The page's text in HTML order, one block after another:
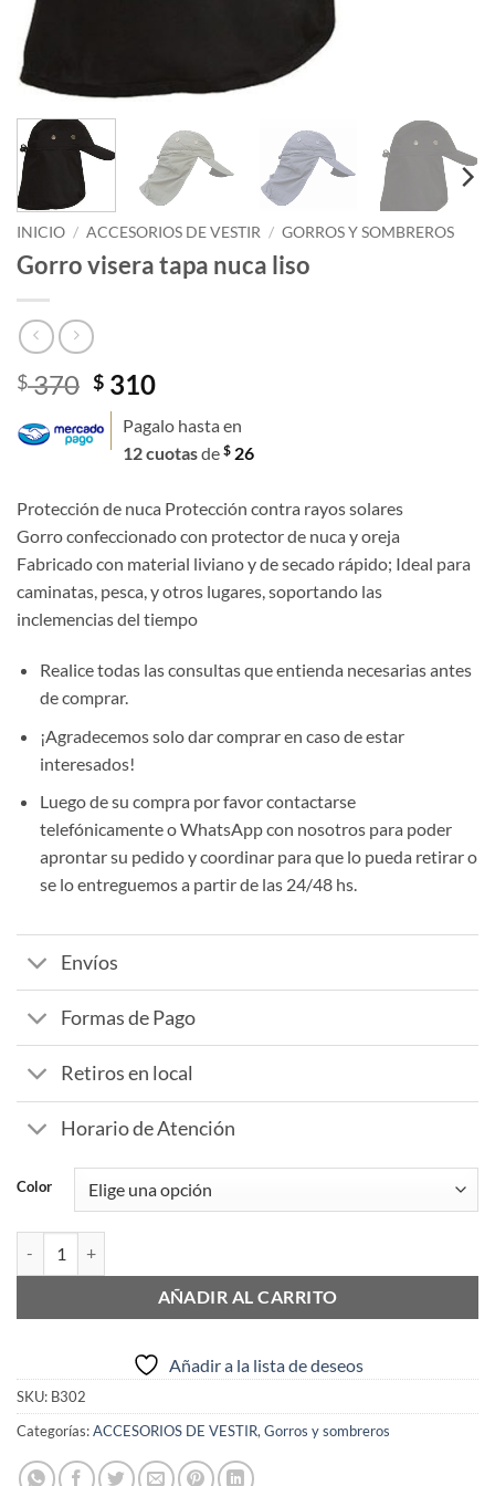
INICIO / ACCESORIOS DE VESTIR / GORROS Y SOMBREROS
Gorro visera tapa nuca liso
$370 El
precio
original
era:
$ 310El
actual
es:
Pagalo hasta en
12 cuotasde $ 26
Protección de nuca Protección contra rayos solares
Gorro confeccionado con protector de nuca y oreja
Fabricado con material liviano y de secado rápido; Ideal para
caminatas, pesca, y otros lugares, soportando las
inclemencias del tiempo
Realice todas las consultas que entienda necesarias antes
de comprar.
¡Agradecemos solo dar comprar en caso de estar
interesados!
Luego de su compra por favor contactarse
telefónicamente o WhatsApp con nosotros para poder
aprontar su pedido y coordinar para que lo pueda retirar o
se lo entreguemos a partir de las 24/48 hs.
Envíos
Formas de Pago
Retiros en local
Horario de Atención
Color
AÑADIR AL CARRITO
Añadir a la lista de deseos
SKU: B302
Categorías:ACCESORIOS DE VESTIR, Gorros y sombreros